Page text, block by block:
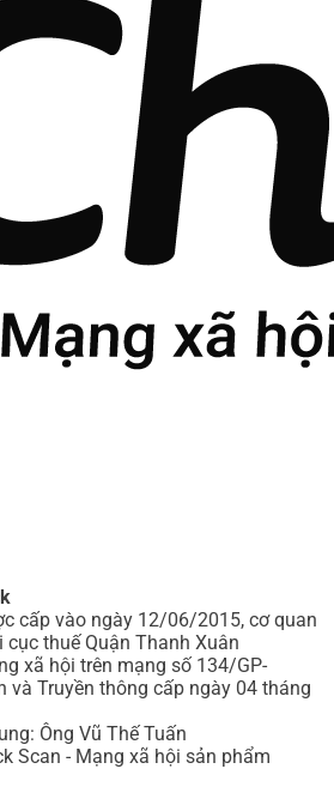
cấp vào ngày 12/06/2015, cơ quan
thuế Quận Thanh Xuân
xã hội trên mạng số 134/GP-
và Truyền thông cấp ngày 04 tháng
Ông Vũ Thế Tuấn
Scan - Mạng xã hội sản phẩm